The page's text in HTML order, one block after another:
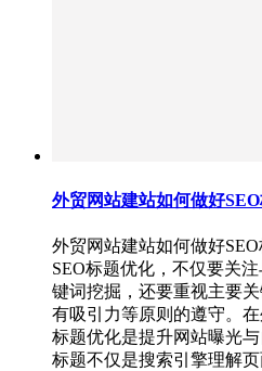
外贸网站建站如何做好
外贸网站建站如何做好
SEO标题优化，不仅要关
键词挖掘，还要重视主要
有吸引力等原则的遵守。
标题优化是提升网站曝光
标题不仅是搜索引擎理解